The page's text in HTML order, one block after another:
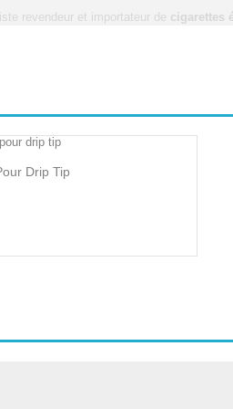
revendeur et importateur de cigarettes
Drip Tip